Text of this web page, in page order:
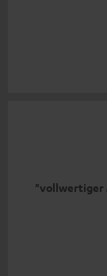
"vollwertiger